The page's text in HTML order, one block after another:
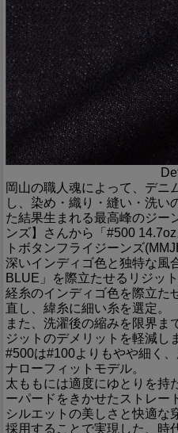
岡山の職人魂によって、デニ
し、染め・織り・縫い・洗い
た結果生まれる最高峰のジー
ンズ】さんから「#500
トボタンフライジーンズ
深いインディゴ色と独特な風
BLUE」を際立たせるリジッ
経糸のインディゴ色を際立た
直し、緯糸に細い糸を選定。
また、洗濯後の縮みを限界ま
ジットのデメリットを軽減し
#500は#100よりもやや細く
ナローフィットモデル。
太ももには適度にゆとりを持
ーパードをきかせたストレー
シルエットの美しさと快適な
採用することで実現した、時